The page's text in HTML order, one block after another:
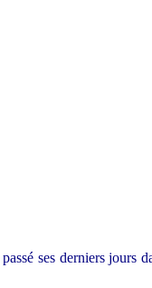
ses derniers jours